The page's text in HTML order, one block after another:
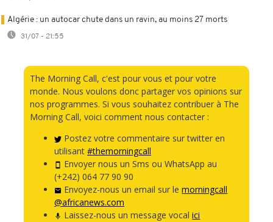
Algérie : un autocar chute dans un ravin, au moins 27 morts
31/07 - 21:55
The Morning Call, c'est pour vous et pour votre
monde. Nous voulons donc partager vos opinions sur
nos programmes. Si vous souhaitez contribuer à The
Morning Call, voici comment nous contacter :
Postez votre commentaire sur twitter en
utilisant #themorningcall
Envoyer nous un Sms ou WhatsApp au
(+242) 064 77 90 90
Envoyez-nous un email sur lemorningcall
@africanews.com
Laissez-nous un message vocalici